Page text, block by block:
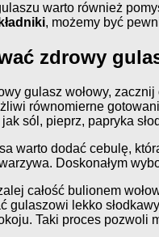
warto również
, możemy być
zdrowy
gulasz wołowy,
równomierne
sól, pieprz, papryka
warto dodać cebulę,
Doskonałym
całość bulionem
gulaszowi lekko
Taki proces pozwoli